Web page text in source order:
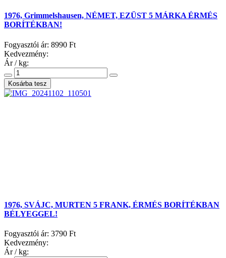
1976, Grimmelshausen, NÉMET, EZÜST 5 MÁRKA ÉRMÉS
BORÍTÉKBAN!
Fogyasztói ár: 8990 Ft
Kedvezmény:
Ár / kg:
1976, SVÁJC, MURTEN 5 FRANK, ÉRMÉS BORÍTÉKBAN
BÉLYEGGEL!
Fogyasztói ár: 3790 Ft
Kedvezmény:
Ár / kg: